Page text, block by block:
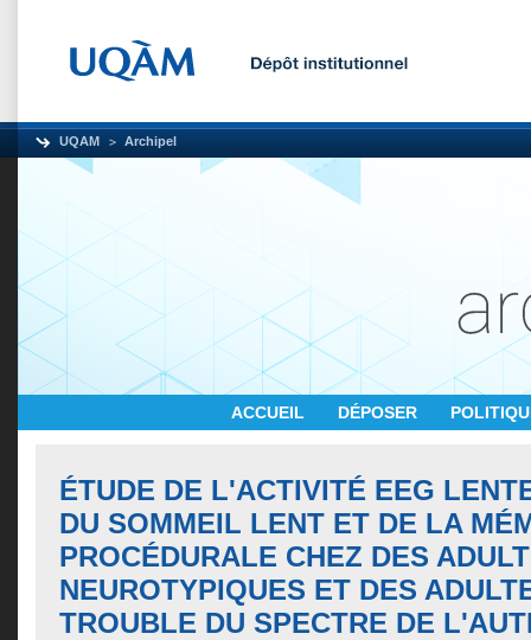
UQAM Archipel
ACCUEIL DÉPOSER
ÉTUDE DE L'ACTIVITÉ EEG
DU SOMMEIL LENT ET DE LA
PROCÉDURALE CHEZ DES
NEUROTYPIQUES ET DES
TROUBLE DU SPECTRE DE